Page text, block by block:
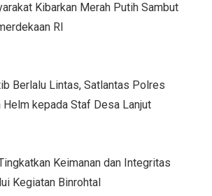
Kibarkan Merah Putih Sambut
RI
Berlalu Lintas, Satlantas Polres
Helm kepada Staf Desa Lanjut
Keimanan dan Integritas
Kegiatan Binrohtal